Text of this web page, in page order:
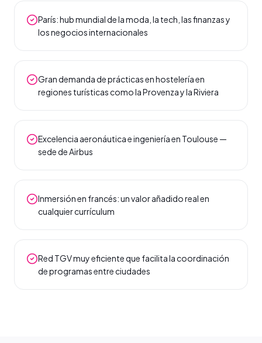
París: hub mundial de la moda, la tech, las finanzas y
los negocios internacionales
Gran demanda de prácticas en hostelería en
regiones turísticas como la Provenza y la Riviera
Excelencia aeronáutica e ingeniería en Toulouse —
sede de Airbus
Inmersión en francés: un valor añadido real en
cualquier currículum
Red TGV muy eficiente que facilita la coordinación
de programas entre ciudades